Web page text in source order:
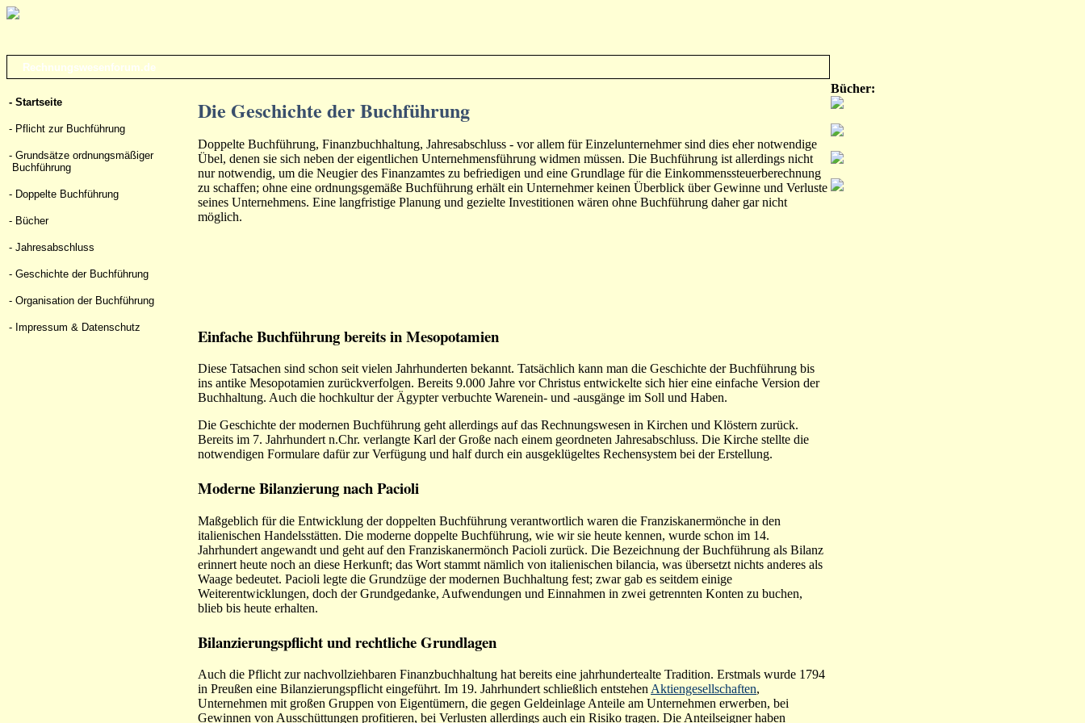
Rechnungswesenforum.de
- Startseite
- Pflicht zur Buchführung
- Grundsätze ordnungsmäßiger
Buchführung
- Doppelte Buchführung
- Bücher
- Jahresabschluss
- Geschichte der Buchführung
- Organisation der Buchführung
- Impressum & Datenschutz
Die Geschichte der Buchführung
Doppelte Buchführung, Finanzbuchhaltung, Jahresabschluss - vor allem für Einzelunternehmer sind dies eher notwendige
Übel, denen sie sich neben der eigentlichen Unternehmensführung widmen müssen. Die Buchführung ist allerdings nicht
nur notwendig, um die Neugier des Finanzamtes zu befriedigen und eine Grundlage für die Einkommenssteuerberechnung
zu schaffen; ohne eine ordnungsgemäße Buchführung erhält ein Unternehmer keinen Überblick über Gewinne und Verluste
seines Unternehmens. Eine langfristige Planung und gezielte Investitionen wären ohne Buchführung daher gar nicht
möglich.
Einfache Buchführung bereits in Mesopotamien
Diese Tatsachen sind schon seit vielen Jahrhunderten bekannt. Tatsächlich kann man die Geschichte der Buchführung bis
ins antike Mesopotamien zurückverfolgen. Bereits 9.000 Jahre vor Christus entwickelte sich hier eine einfache Version der
Buchhaltung. Auch die hochkultur der Ägypter verbuchte Warenein- und -ausgänge im Soll und Haben.
Die Geschichte der modernen Buchführung geht allerdings auf das Rechnungswesen in Kirchen und Klöstern zurück.
Bereits im 7. Jahrhundert n.Chr. verlangte Karl der Große nach einem geordneten Jahresabschluss. Die Kirche stellte die
notwendigen Formulare dafür zur Verfügung und half durch ein ausgeklügeltes Rechensystem bei der Erstellung.
Moderne Bilanzierung nach Pacioli
Maßgeblich für die Entwicklung der doppelten Buchführung verantwortlich waren die Franziskanermönche in den
italienischen Handelsstätten. Die moderne doppelte Buchführung, wie wir sie heute kennen, wurde schon im 14.
Jahrhundert angewandt und geht auf den Franziskanermönch Pacioli zurück. Die Bezeichnung der Buchführung als Bilanz
erinnert heute noch an diese Herkunft; das Wort stammt nämlich von italienischen bilancia, was übersetzt nichts anderes als
Waage bedeutet. Pacioli legte die Grundzüge der modernen Buchhaltung fest; zwar gab es seitdem einige
Weiterentwicklungen, doch der Grundgedanke, Aufwendungen und Einnahmen in zwei getrennten Konten zu buchen,
blieb bis heute erhalten.
Bilanzierungspflicht und rechtliche Grundlagen
Auch die Pflicht zur nachvollziehbaren Finanzbuchhaltung hat bereits eine jahrhundertealte Tradition. Erstmals wurde 1794
in Preußen eine Bilanzierungspflicht eingeführt. Im 19. Jahrhundert schließlich entstehen Aktiengesellschaften,
Unternehmen mit großen Gruppen von Eigentümern, die gegen Geldeinlage Anteile am Unternehmen erwerben, bei
Gewinnen von Ausschüttungen profitieren, bei Verlusten allerdings auch ein Risiko tragen. Die Anteilseigner haben
Bücher: